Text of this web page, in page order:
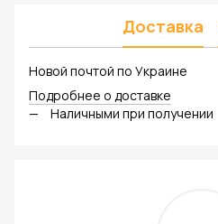
Доставка
Новой почтой по Украине
Подробнее о доставке
Наличными при получении